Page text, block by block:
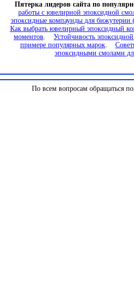
Пятерка лидеров сайта по
работы с ювелирной эпоксидной
эпоксидные компаунды для
Как выбрать ювелирный эпоксидный
моментов. Устойчивость
примере популярных марок.
эпоксидными смолами
По всем вопросам обращаться